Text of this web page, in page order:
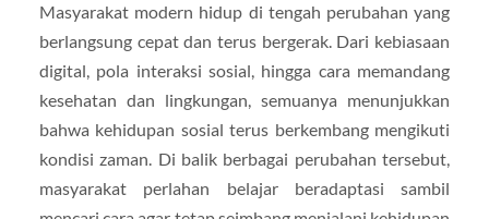
Masyarakat modern hidup di tengah perubahan yang
berlangsung cepat dan terus bergerak. Dari kebiasaan
digital, pola interaksi sosial, hingga cara memandang
kesehatan dan lingkungan, semuanya menunjukkan
bahwa kehidupan sosial terus berkembang mengikuti
kondisi zaman. Di balik berbagai perubahan tersebut,
masyarakat perlahan belajar beradaptasi sambil